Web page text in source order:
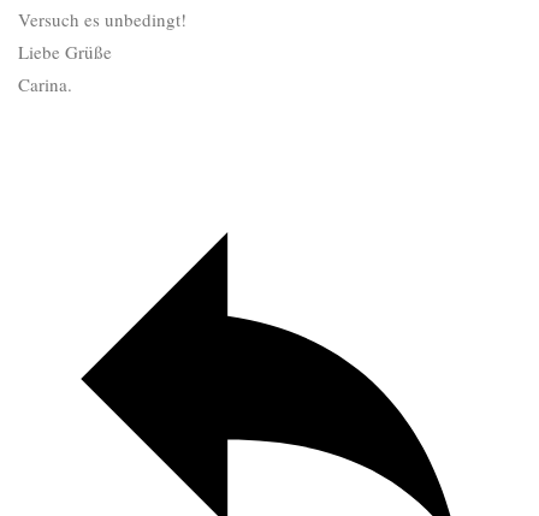
Versuch es unbedingt!
Liebe Grüße
Carina.